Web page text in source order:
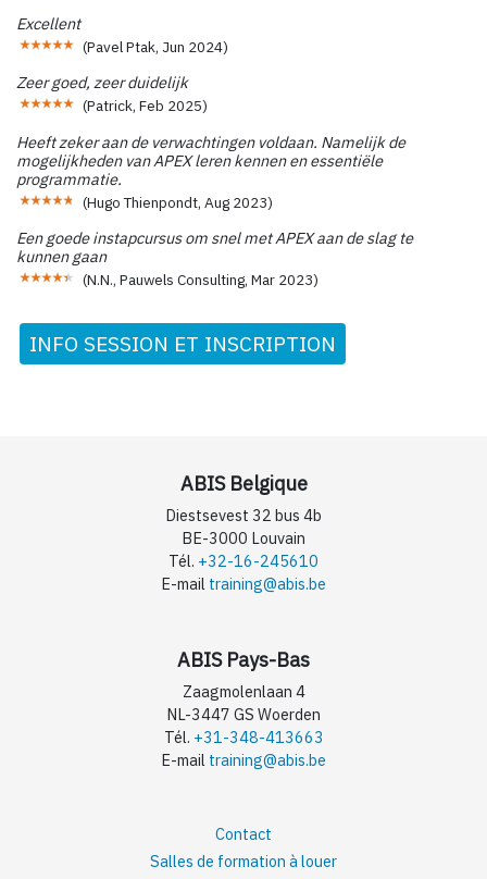
Excellent
(Pavel Ptak, Jun 2024)
Zeer goed, zeer duidelijk
(Patrick, Feb 2025)
Heeft zeker aan de verwachtingen voldaan. Namelijk de
mogelijkheden van APEX leren kennen en essentiële
programmatie.
(Hugo Thienpondt, Aug 2023)
Een goede instapcursus om snel met APEX aan de slag te
kunnen gaan
(N.N., Pauwels Consulting, Mar 2023)
INFO SESSION ET INSCRIPTION
ABIS Belgique
Diestsevest 32 bus 4b
BE-3000 Louvain
Tél. +32-16-245610
E-mail training@abis.be
ABIS Pays-Bas
Zaagmolenlaan 4
NL-3447 GS Woerden
Tél. +31-348-413663
E-mail training@abis.be
Contact
Salles de formation à louer